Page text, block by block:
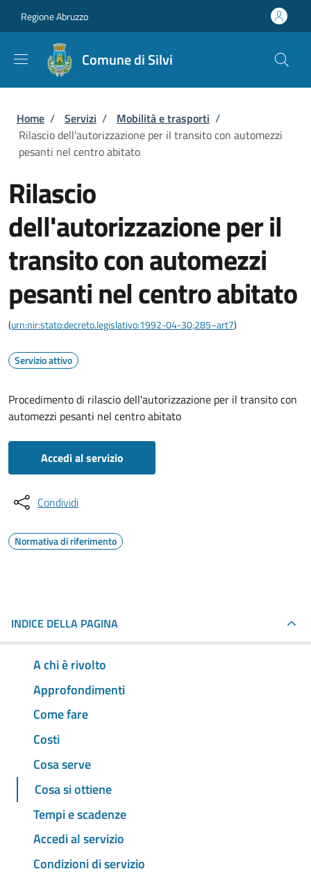
Regione Abruzzo
Comune di Silvi
Briciole di pane
Home / Servizi / Mobilità e trasporti /
Rilascio dell'autorizzazione per il transito con automezzi
pesanti nel centro abitato
Rilascio
dell'autorizzazione per il
transito con automezzi
pesanti nel centro abitato
(urn:nir:stato:decreto.legislativo:1992-04-30;285~art7)
Servizio attivo
Procedimento di rilascio dell'autorizzazione per il transito con
automezzi pesanti nel centro abitato
Accedi al servizio
Condividi
Normativa di riferimento
INDICE DELLA PAGINA
A chi è rivolto
Approfondimenti
Come fare
Costi
Cosa serve
Cosa si ottiene
Tempi e scadenze
Accedi al servizio
Condizioni di servizio